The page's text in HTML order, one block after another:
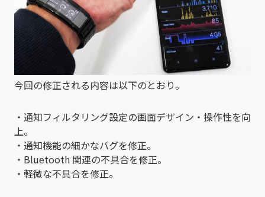
今回の修正される内容は以下のとおり。
・通知フィルタリング設定の画面デザイン・操作性を向
上。
・通知機能の細かなバグを修正。
・Bluetooth 関連の不具合を修正。
・軽微な不具合を修正。